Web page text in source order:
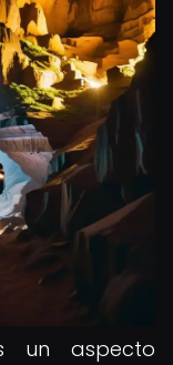
un aspecto